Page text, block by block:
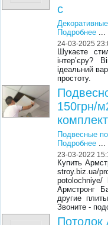
с
Подробнее ...
24-03-2025
Шукаєте
інтер’єру?
ідеальний
простоту.
150грн/
Подвесные
Подробнее ...
23-03-2022
Купить
stroy.biz.ua/
potolochniye/
Армстронг
другие
Звоните -
Потолок